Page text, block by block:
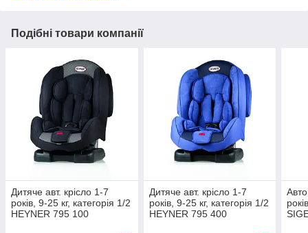
Подібні товари компанії
Дитяче aвт. крісло 1-7
років, 9-25 кг, категорія 1/2
HEYNER 795 100
Дитяче aвт. крісло 1-7
років, 9-25 кг, категорія 1/2
HEYNER 795 400